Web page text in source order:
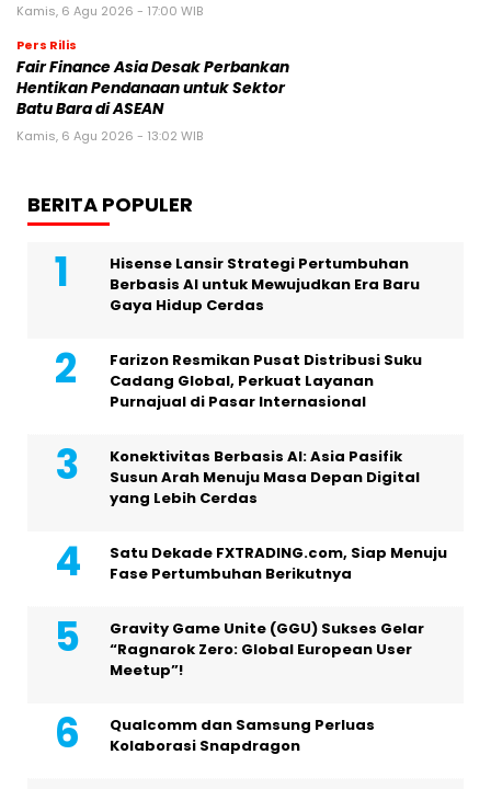
Kamis, 6 Agu 2026 - 17:00 WIB
Pers Rilis
Fair Finance Asia Desak Perbankan
Hentikan Pendanaan untuk Sektor
Batu Bara di ASEAN
Kamis, 6 Agu 2026 - 13:02 WIB
BERITA POPULER
Hisense Lansir Strategi Pertumbuhan
Berbasis AI untuk Mewujudkan Era Baru
Gaya Hidup Cerdas
Farizon Resmikan Pusat Distribusi Suku
Cadang Global, Perkuat Layanan
Purnajual di Pasar Internasional
Konektivitas Berbasis AI: Asia Pasifik
Susun Arah Menuju Masa Depan Digital
yang Lebih Cerdas
Satu Dekade FXTRADING.com, Siap Menuju
Fase Pertumbuhan Berikutnya
Gravity Game Unite (GGU) Sukses Gelar
“Ragnarok Zero: Global European User
Meetup”!
Qualcomm dan Samsung Perluas
Kolaborasi Snapdragon